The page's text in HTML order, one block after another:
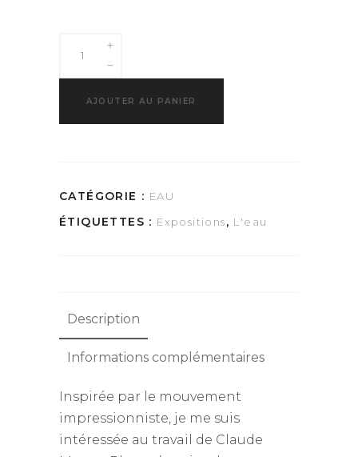
AJOUTER AU PANIER
CATÉGORIE : EAU
ÉTIQUETTES : Expositions, L'eau
Description
Informations complémentaires
Inspirée par le mouvement
impressionniste, je me suis
intéressée au travail de Claude